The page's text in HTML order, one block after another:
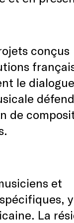
conçus
le dialogue
de
et
La